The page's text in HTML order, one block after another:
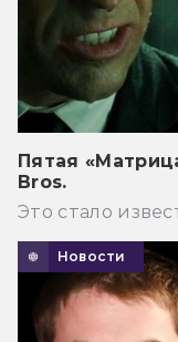
Пятая
Bros.
Это стало
Новости